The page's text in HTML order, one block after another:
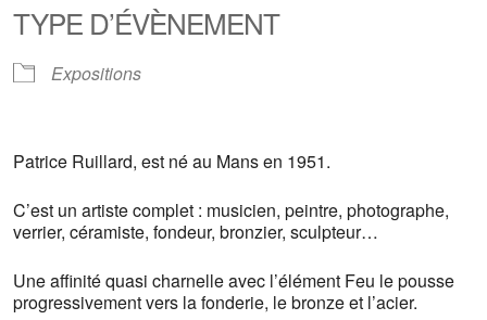
TYPE D’ÉVÈNEMENT
Expositions
Patrice Ruillard, est né au Mans en 1951.
C’est un artiste complet : musicien, peintre, photographe,
verrier, céramiste, fondeur, bronzier, sculpteur…
Une affinité quasi charnelle avec l’élément Feu le pousse
progressivement vers la fonderie, le bronze et l’acier.